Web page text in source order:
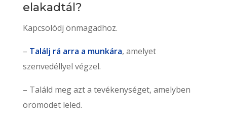
elakadtál?
Kapcsolódj önmagadhoz.
– Találj rá arra a munkára, amelyet
szenvedéllyel végzel.
– Találd meg azt a tevékenységet, amelyben
örömödet leled.